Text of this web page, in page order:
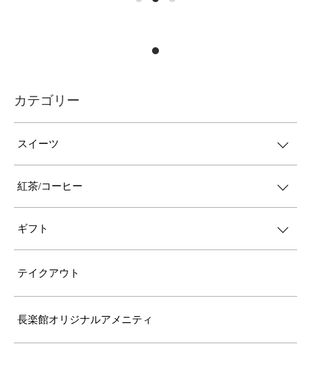
カテゴリー
スイーツ
紅茶/コーヒー
ギフト
テイクアウト
長楽館オリジナルアメニティ